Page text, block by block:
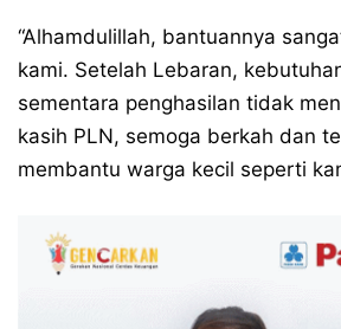
“Alhamdulillah, bantuannya
kami. Setelah Lebaran,
sementara penghasilan tidak
kasih PLN, semoga berkah dan
membantu warga kecil seperti